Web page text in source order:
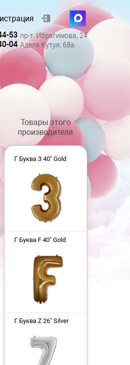
53 пр-т. Ибрагимова, 24
04 Аделя Кутуя, 68а
Товары этого
производителя
Г Буква З 40" Gold
Г Буква F 40" Gold
Г Буква Z 26" Silver